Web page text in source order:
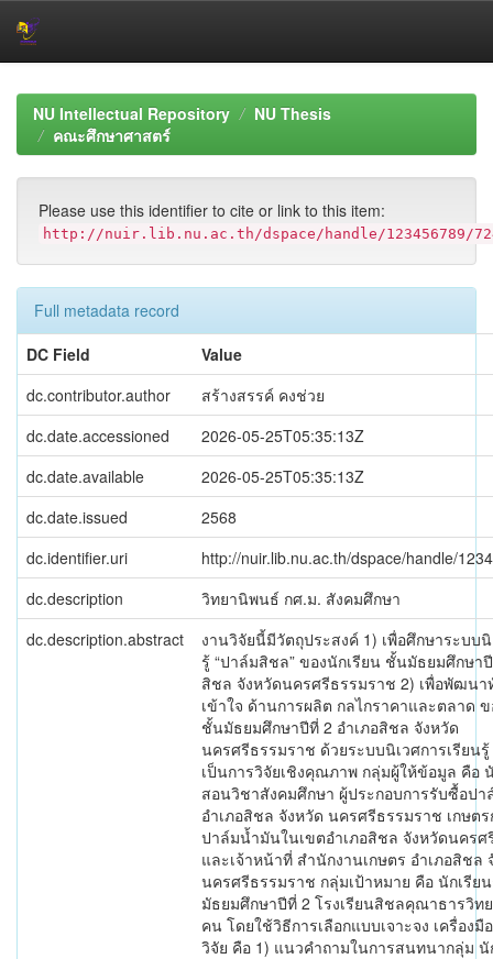
navigationNU Intellectual Repository
NU Thesis
คณะศึกษาศาสตร์
Please use this identifier to cite or link to this item:
http://nuir.lib.nu.ac.th/dspace/handle/123456789/
Full metadata record
DC Field
Value
dc.contributor.author
สร้างสรรค์ คงช่วย
dc.date.accessioned
2026-05-25T05:35:13Z
dc.date.available
2026-05-25T05:35:13Z
dc.date.issued
2568
dc.identifier.uri
http://nuir.lib.nu.ac.th/dspace/handle/
dc.description
วิทยานิพนธ์ กศ.ม. สังคมศึกษา
dc.description.abstract
งานวิจัยนี้มีวัตถุประสงค์ 1) เพื่อศึกษาระบบนิ
รู้ “ปาล์มสิชล” ของนักเรียน ชั้นมัธยมศึกษา
สิชล จังหวัดนครศรีธรรมราช 2) เพื่อพัฒนา
เข้าใจ ด้านการผลิต กลไกราคาและตลาด
ชั้นมัธยมศึกษาปีที่ 2 อำเภอสิชล จังหวัด
นครศรีธรรมราช ด้วยระบบนิเวศการเรียน
เป็นการวิจัยเชิงคุณภาพ กลุ่มผู้ให้ข้อมูล คือ
สอนวิชาสังคมศึกษา ผู้ประกอบการรับซื้อป
อำเภอสิชล จังหวัด นครศรีธรรมราช เกษต
ปาล์มน้ำมันในเขตอำเภอสิชล จังหวัดนครศ
และเจ้าหน้าที่ สำนักงานเกษตร อำเภอสิชล
นครศรีธรรมราช กลุ่มเป้าหมาย คือ นักเรีย
มัธยมศึกษาปีที่ 2 โรงเรียนสิชลคุณาธารวิท
คน โดยใช้วิธีการเลือกแบบเจาะจง เครื่องมื
วิจัย คือ 1) แนวคำถามในการสนทนากลุ่ม นั